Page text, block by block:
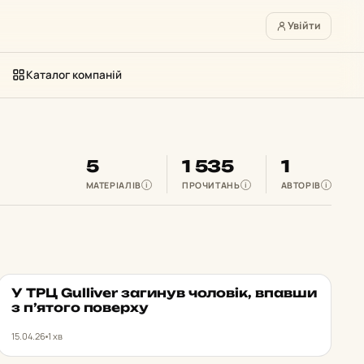
Увійти
Каталог компаній
5
МАТЕРІАЛІВ i
1 535
ПРОЧИТАНЬ i
1
АВТОРІВ i
НОВИНИ ★ ОБРАНЕ
У ТРЦ Gulliver за­ги­нув чо­ло­вік, впавши
з п’ятого по­вер­ху
15.04.26 1 хв